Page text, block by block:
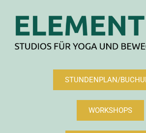
STUNDENPLAN/
WORKSHOPS